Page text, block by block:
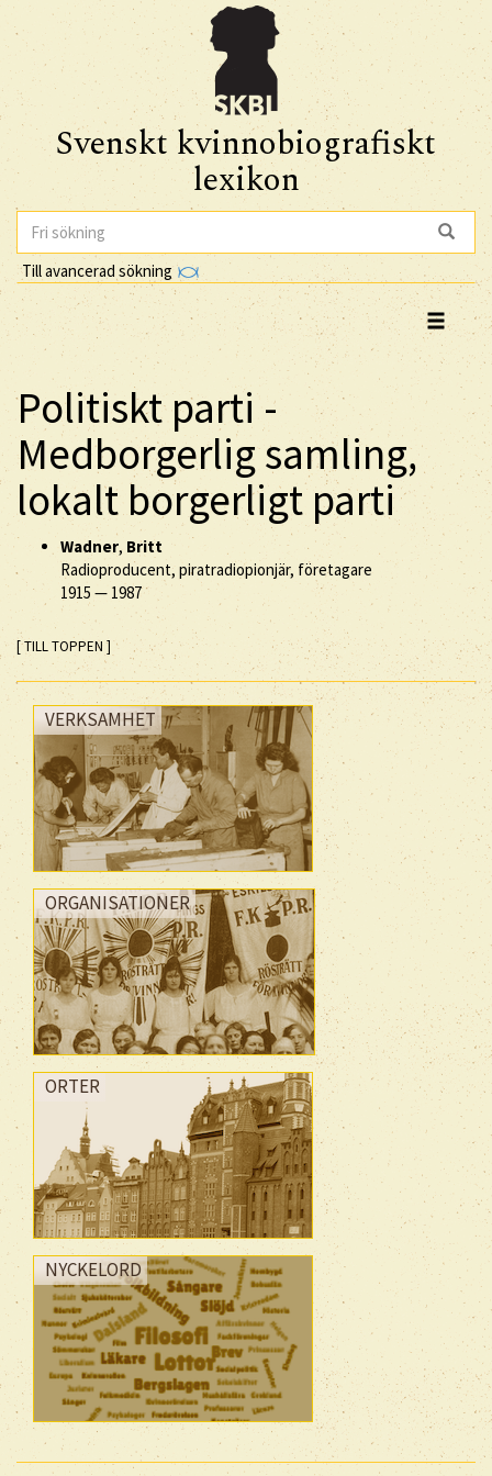
Svenskt kvinnobiografiskt
lexikon
Till avancerad sökning
Politiskt parti -
Medborgerlig samling,
lokalt borgerligt parti
Wadner, Britt
Radioproducent, piratradiopionjär, företagare
1915 — 1987
[ TILL TOPPEN ]
VERKSAMHET
ORGANISATIONER
ORTER
NYCKELORD